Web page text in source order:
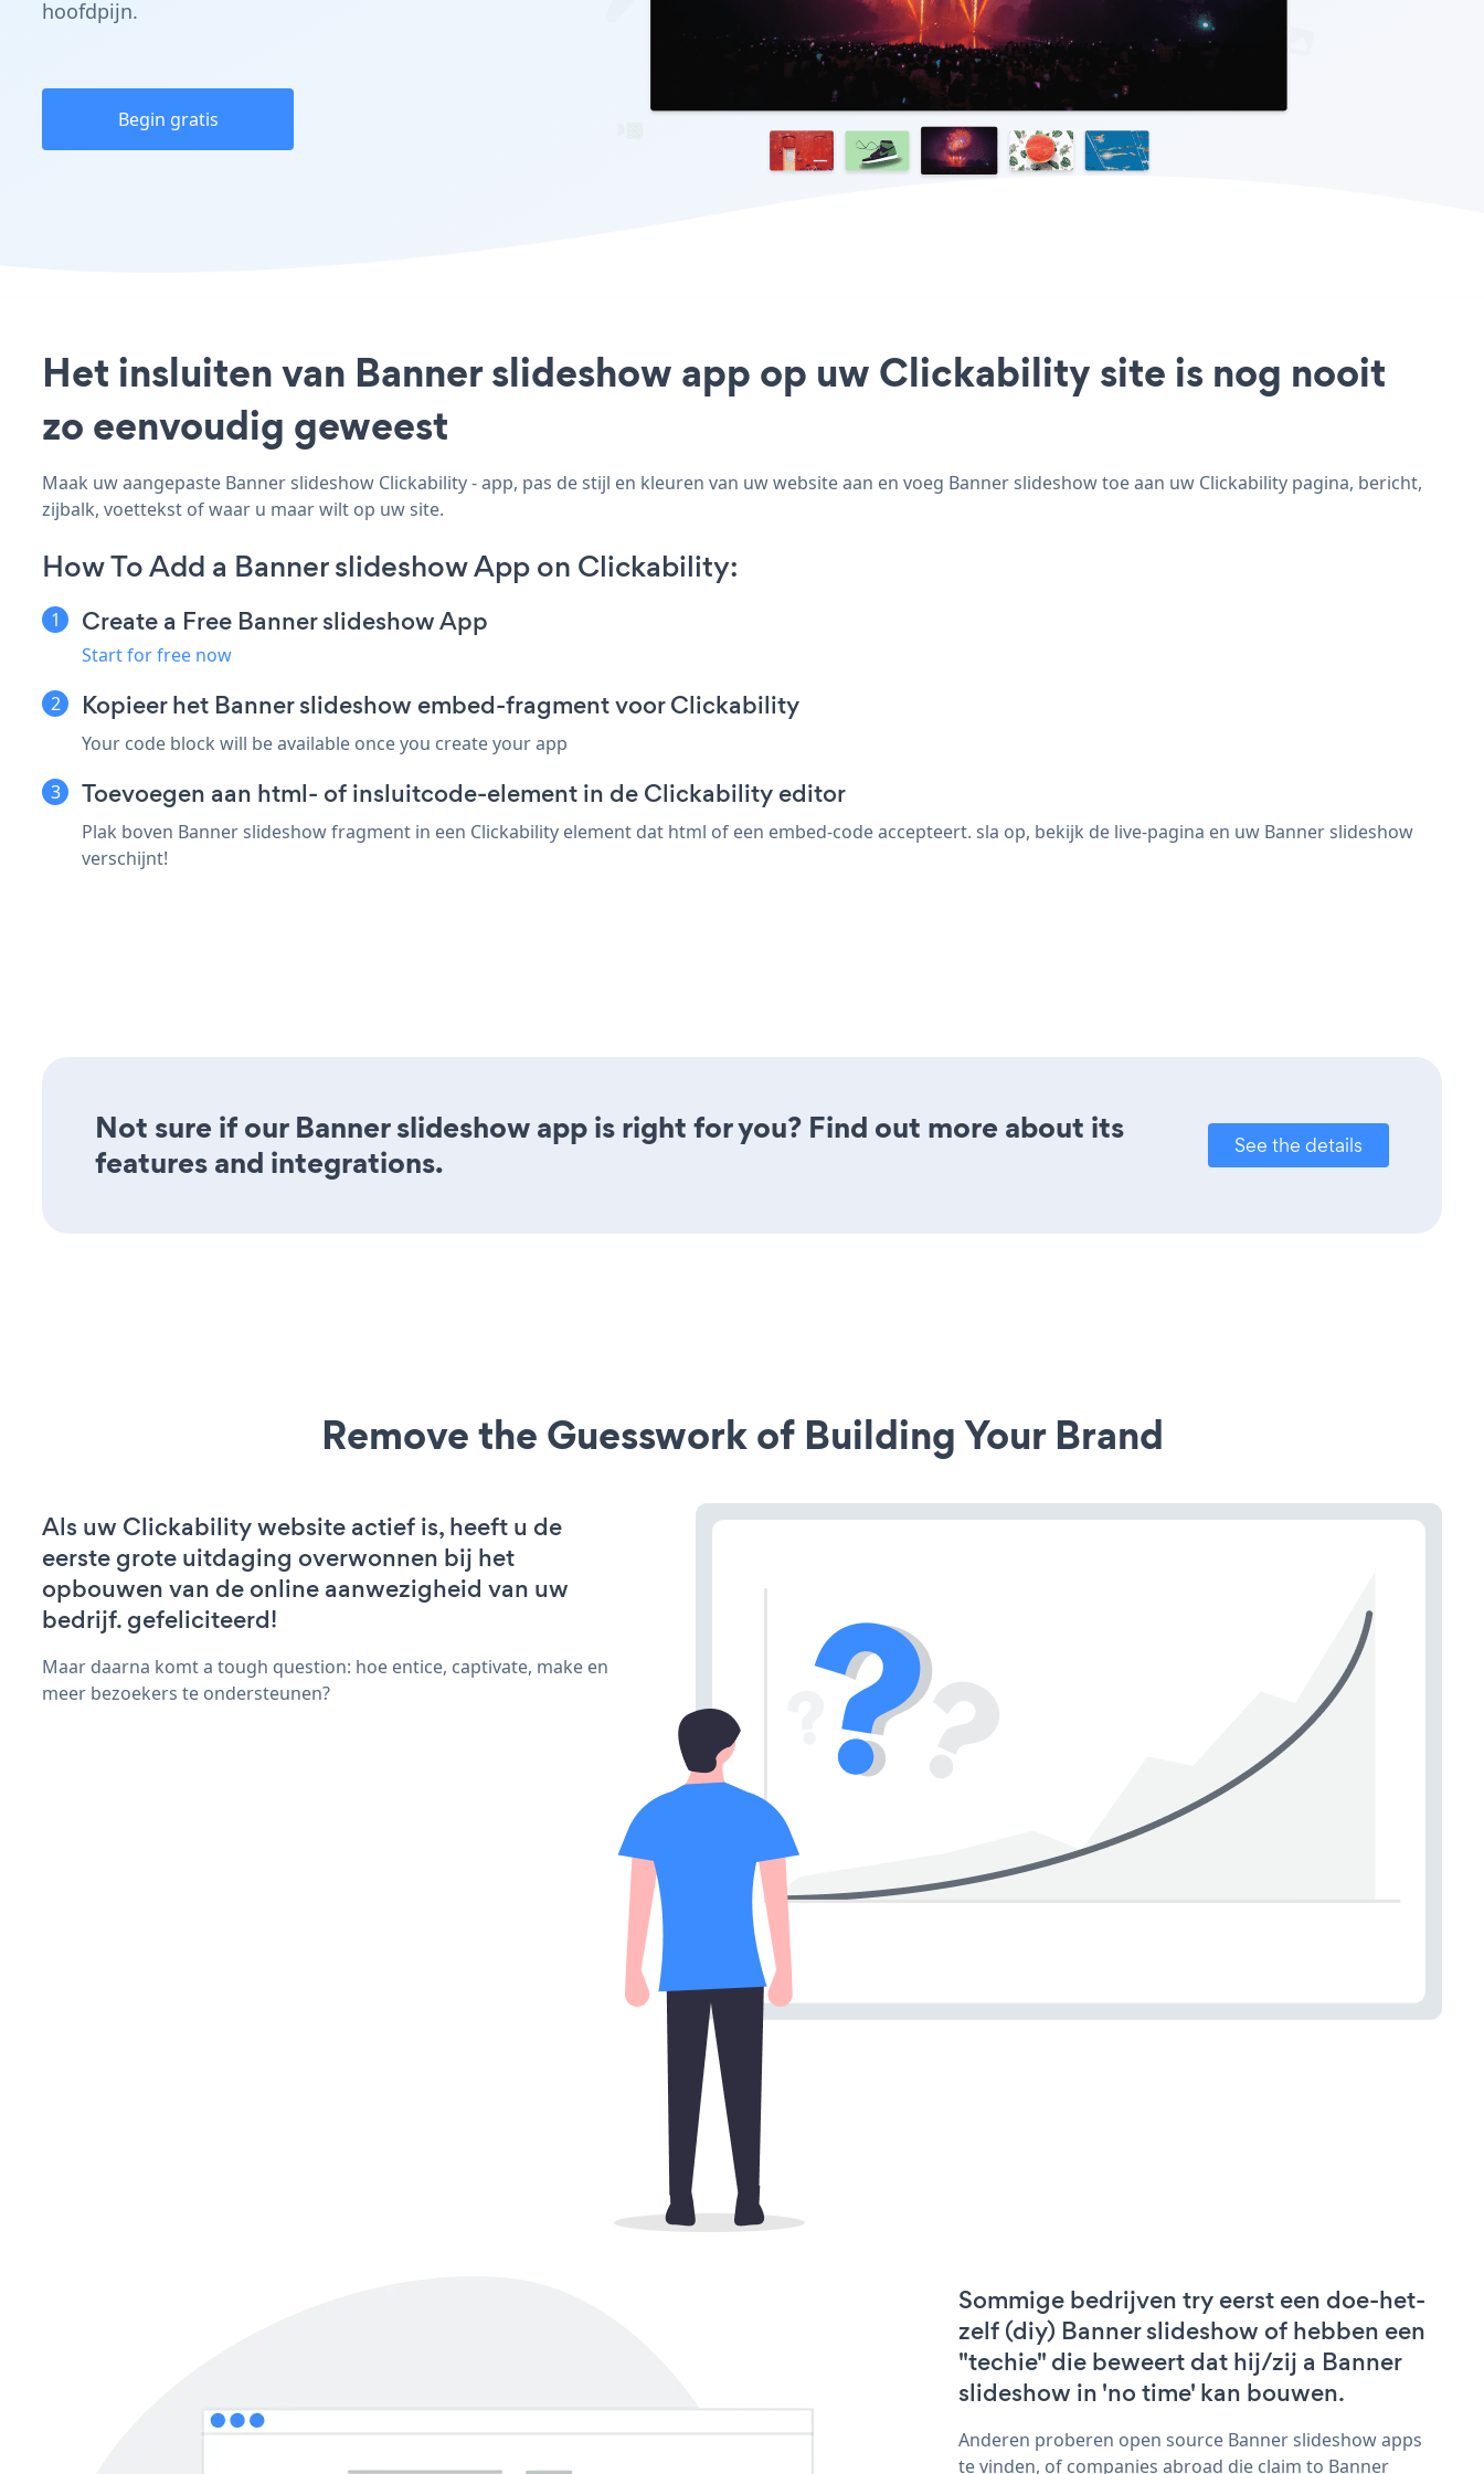
hoofdpijn.
Begin gratis
Het insluiten van Banner slideshow app op uw Clickability site is nog nooit
zo eenvoudig geweest
Maak uw aangepaste Banner slideshow Clickability - app, pas de stijl en kleuren van uw website aan en voeg Banner slideshow toe aan uw Clickability pagina, bericht,
zijbalk, voettekst of waar u maar wilt op uw site.
How To Add a Banner slideshow App on Clickability:
Create a Free Banner slideshow App
Start for free now
Kopieer het Banner slideshow embed-fragment voor Clickability
Your code block will be available once you create your app
Toevoegen aan html- of insluitcode-element in de Clickability editor
Plak boven Banner slideshow fragment in een Clickability element dat html of een embed-code accepteert. sla op, bekijk de live-pagina en uw Banner slideshow
verschijnt!
Not sure if our Banner slideshow app is right for you? Find out more about its
features and integrations.
See the details
Remove the Guesswork of Building Your Brand
Als uw Clickability website actief is, heeft u de
eerste grote uitdaging overwonnen bij het
opbouwen van de online aanwezigheid van uw
bedrijf. gefeliciteerd!
Maar daarna komt a tough question: hoe entice, captivate, make en
meer bezoekers te ondersteunen?
Sommige bedrijven try eerst een doe-het-
zelf (diy) Banner slideshow of hebben een
"techie" die beweert dat hij/zij a Banner
slideshow in 'no time' kan bouwen.
Anderen proberen open source Banner slideshow apps
te vinden, of companies abroad die claim to Banner